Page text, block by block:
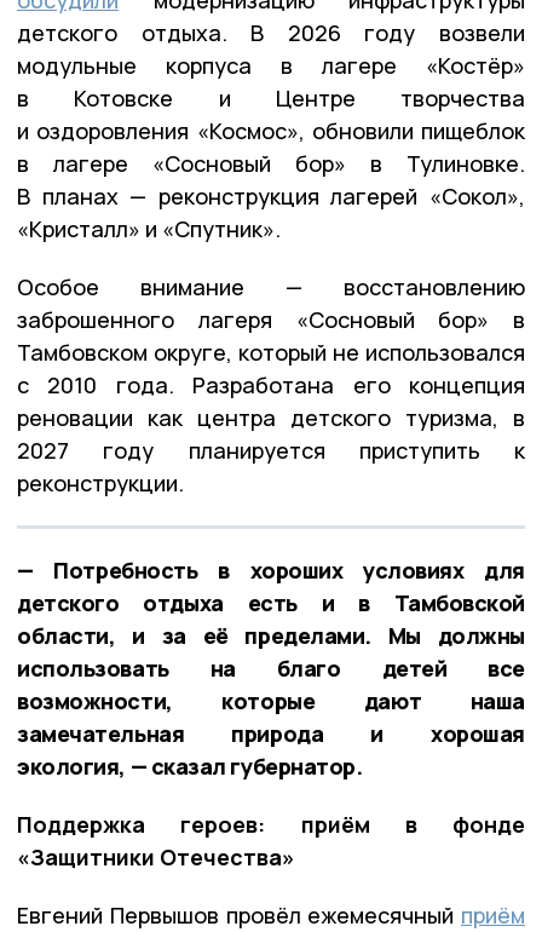
детского отдыха. В 2026 году возвели
модульные корпуса в лагере «Костёр»
в Котовске и Центре творчества
и оздоровления «Космос», обновили пищеблок
в лагере «Сосновый бор» в Тулиновке.
В планах — реконструкция лагерей «Сокол»,
«Кристалл» и «Спутник».
Особое внимание — восстановлению
заброшенного лагеря «Сосновый бор» в
Тамбовском округе, который не использовался
с 2010 года. Разработана его концепция
реновации как центра детского туризма, в
2027 году планируется приступить к
реконструкции.
— Потребность в хороших условиях для
детского отдыха есть и в Тамбовской
области, и за её пределами. Мы должны
использовать на благо детей все
возможности, которые дают наша
замечательная природа и хорошая
экология, — сказал губернатор.
Поддержка героев: приём в фонде
«Защитники Отечества»
Евгений Первышов провёл ежемесячный приём